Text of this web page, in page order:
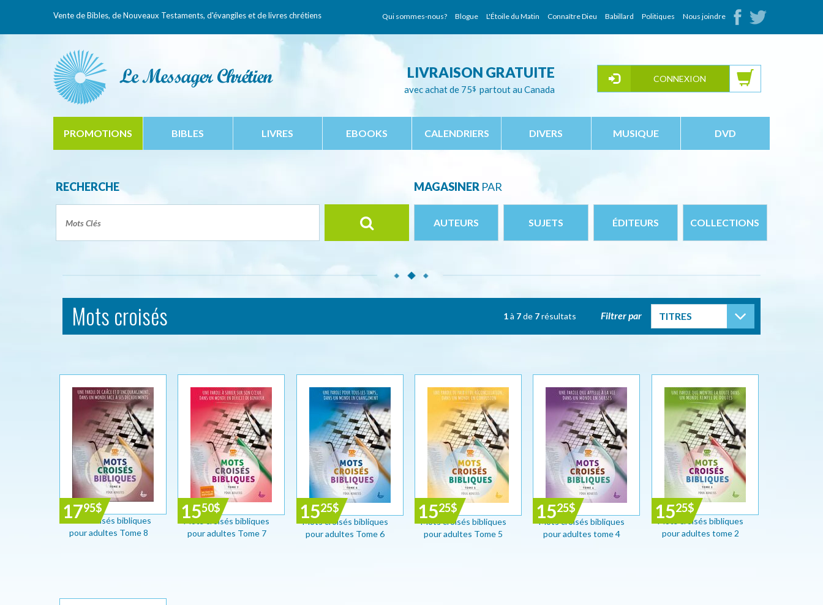
Vente de Bibles, de Nouveaux Testaments, d'évangiles et de livres chrétiens Qui sommes-nous? Blogue L'Étoile du Matin Connaître Dieu Babillard Politiques Nous joindre
LIVRAISON GRATUITE
avec achat de 75$
partout au Canada
CONNEXION
PROMOTIONS BIBLES LIVRES EBOOKS CALENDRIERS DIVERS MUSIQUE DVD
RECHERCHE MAGASINER PAR
AUTEURS SUJETS ÉDITEURS COLLECTIONS
Mots croisés Filtrer par TITRES
1à 7de 7résultats
1795$
Mots croisés bibliques
pour adultes Tome 8
1550$
Mots croisés bibliques
pour adultes Tome 7
1525$
Mots croisés bibliques
pour adultes Tome 6
1525$
Mots croisés bibliques
pour adultes Tome 5
1525$
Mots croisés bibliques
pour adultes tome 4
1525$
Mots croisés bibliques
pour adultes tome 2